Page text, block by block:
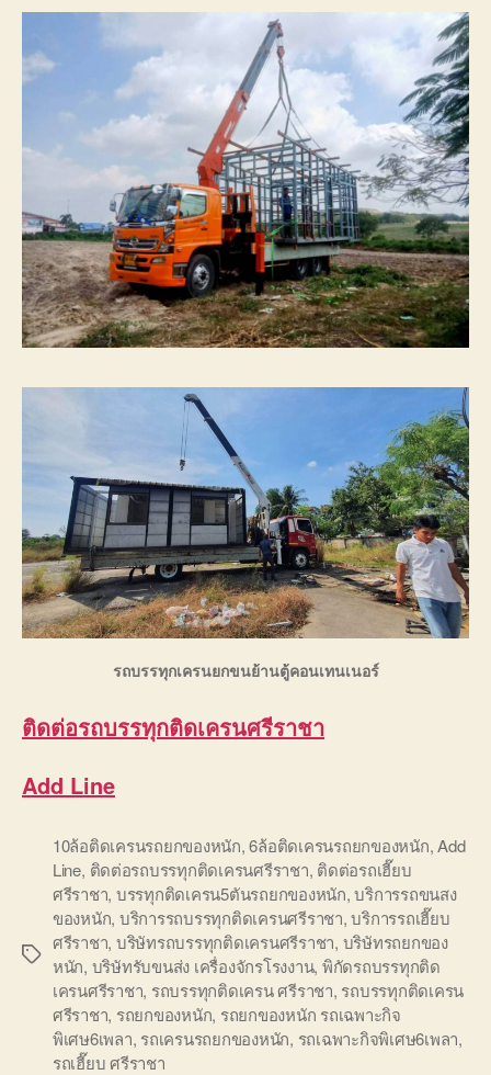
รถบรรทุกเครนยกขนย้านตู้คอนเทนเนอร์
ติดต่อรถบรรทุกติดเครนศรีราชา
Add Line
Tags
10ล้อติดเครนรถยกของหนัก,6ล้อติดเครนรถยกของหนัก,Add
Line, ติดต่อรถบรรทุกติดเครนศรีราชา, ติดต่อรถเฮี๊ยบ
ศรีราชา, บรรทุกติดเครน5ตันรถยกของหนัก,บริการรถขนสง
ของหนัก, บริการรถบรรทุกติดเครนศรีราชา,บริการรถเฮี๊ยบ
ศรีราชา, บริษัทรถบรรทุกติดเครนศรีราชา, บริษัทรถยกของ
หนัก, บริษัทรับขนส่ง เครื่องจักรโรงงาน, พิกัดรถบรรทุกติด
เครนศรีราชา, รถบรรทุกติดเครน ศรีราชา, รถบรรทุกติดเครน
ศรีราชา, รถยกของหนัก, รถยกของหนัก รถเฉพาะกิจ
พิเศษ6เพลา, รถเครนรถยกของหนัก, รถเฉพาะกิจพิเศษ6เพลา,
รถเฮี๊ยบ ศรีราชา